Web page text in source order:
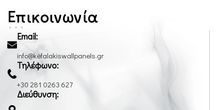
Επικοινωνία
Email:
info@kefalakiswallpanels.gr
Τηλέφωνο:
+30 281 0263 627
Διεύθυνση: